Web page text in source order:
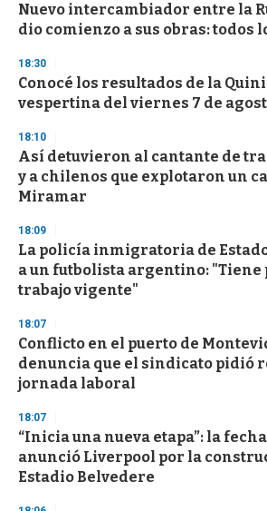
c
o
d
s
Nuevo intercambiador entre la
dio comienzo a sus obras: todos
18:30
Conocé los resultados de la
vespertina del viernes 7 de
18:10
Así detuvieron al cantante de
y a chilenos que explotaron un
Miramar
18:09
La policía inmigratoria de
a un futbolista argentino: "Tiene
trabajo vigente"
18:07
Conflicto en el puerto de
denuncia que el sindicato pidió
jornada laboral
18:07
“Inicia una nueva etapa”: la
anunció Liverpool por la
Estadio Belvedere